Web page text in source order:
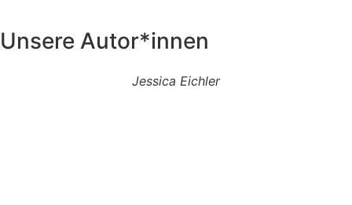
Unsere Autor*innen
Jessica Eichler